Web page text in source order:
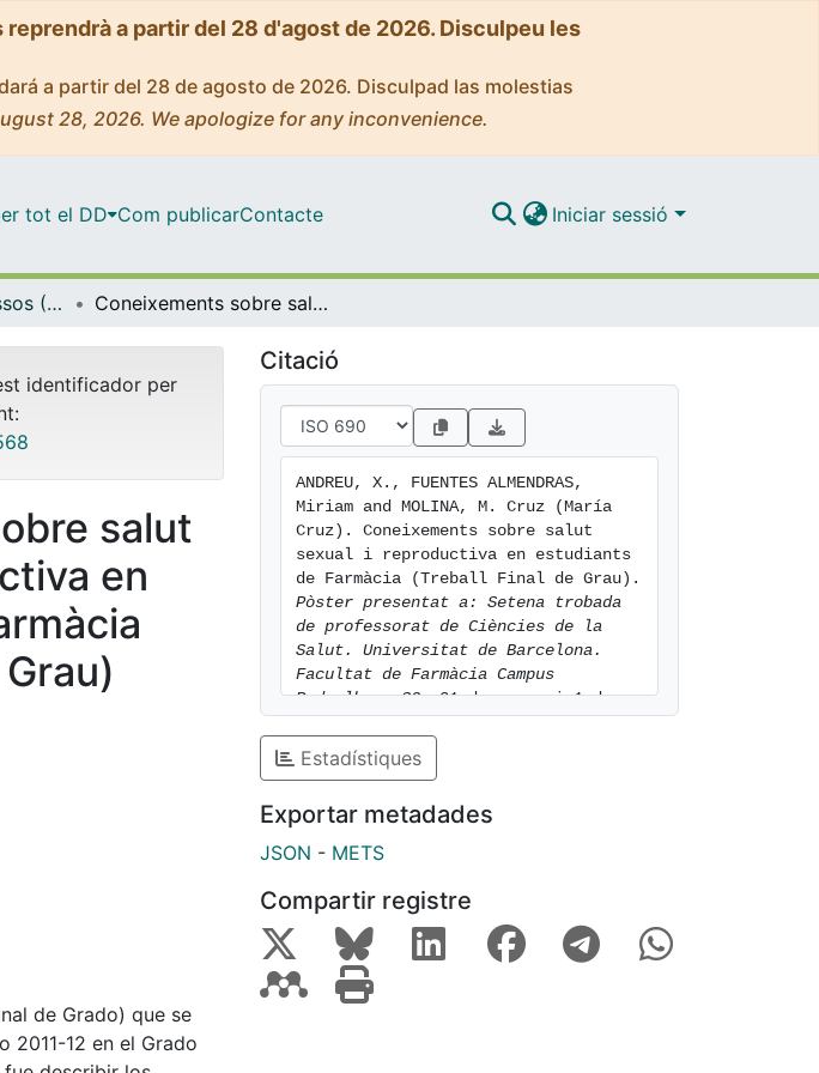
a partir del 28 d'agost de 2026. Disculpeu les
a partir del 28 de agosto de 2026. Disculpad las molestias
28, 2026. We apologize for any inconvenience.
tot el DD Com publicarContacte Iniciar sessió
Jornades i Congressos (Facultat de Farmàcia i Ciències de l'Alimentació) Coneixements sobre salut sexual i reproductiva en estudiants de Farmàcia (Treball Final de Grau)
identificador per
salut
en
de Grado) que se
2011-12 en el Grado
Citació
ANDREU, X., FUENTES ALMENDRAS,
Miriam and MOLINA, M. Cruz (María
Cruz). Coneixements sobre salut
sexual i reproductiva en estudiants
Pòster presentat a: Setena trobada
de professorat de Ciències de la
Salut. Universitat de Barcelona.
Facultat de Farmàcia Campus
Pedralbes. 30. 31 de gener i 1 de
August of 2026]. Available at:
https://hdl.handle.net/2445/50568
Estadístiques
Exportar metadades
JSON - METS
Compartir registre